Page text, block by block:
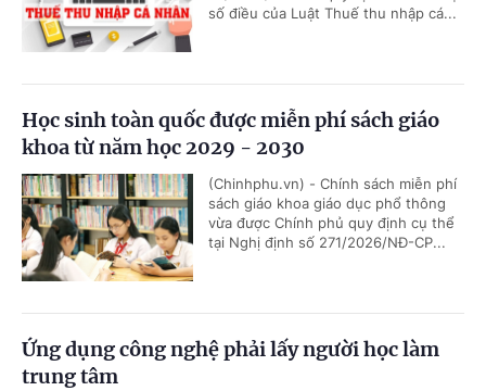
số điều của Luật Thuế thu nhập cá...
Học sinh toàn quốc được miễn phí sách giáo
khoa từ năm học 2029 - 2030
(Chinhphu.vn) - Chính sách miễn phí
sách giáo khoa giáo dục phổ thông
vừa được Chính phủ quy định cụ thể
tại Nghị định số 271/2026/NĐ-CP...
Ứng dụng công nghệ phải lấy người học làm
trung tâm